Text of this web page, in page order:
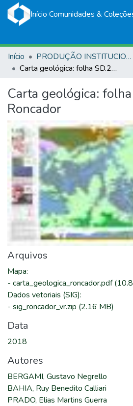
Início Comunidades &
Início
PRODUÇÃO INSTITUCIONAL
Carta geológica: folha SD.20-X-B-I Roncador
Carta geológica:
Roncador
Arquivos
Mapa:
- carta_geologica_roncador.pdf
Dados vetoriais (SIG):
- sig_roncador_vr.zip (2.16 MB)
Data
2018
Autores
BERGAMI, Gustavo Negrello
BAHIA, Ruy Benedito Calliari
PRADO, Elias Martins Guerra